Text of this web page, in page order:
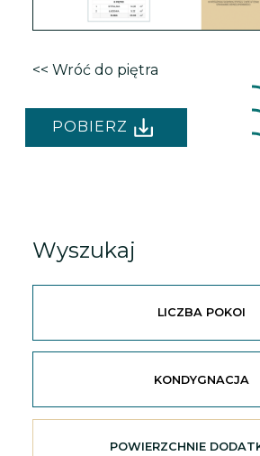
<< Wróć do piętra
POBIERZ
Wyszukaj
LICZBA POKOI
KONDYGNACJA
POWIERZCHNIE